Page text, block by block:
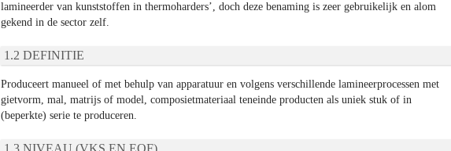
lamineerder van kunststoffen in thermoharders’, doch deze benaming is zeer gebruikelijk en alom
gekend in de sector zelf.
DEFINITIE
Produceert manueel of met behulp van apparatuur en volgens verschillende lamineerprocessen met
gietvorm, mal, matrijs of model, composietmateriaal teneinde producten als uniek stuk of in
(beperkte) serie te produceren.
NIVEAU (VKS EN EQF)